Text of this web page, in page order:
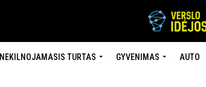
NEKILNOJAMASIS TURTAS GYVENIMAS AUTO